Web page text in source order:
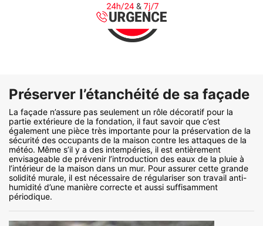
Préserver l’étanchéité de sa façade
La façade n’assure pas seulement un rôle décoratif pour la
partie extérieure de la fondation, il faut savoir que c’est
également une pièce très importante pour la préservation de la
sécurité des occupants de la maison contre les attaques de la
météo. Même s’il y a des intempéries, il est entièrement
envisageable de prévenir l’introduction des eaux de la pluie à
l’intérieur de la maison dans un mur. Pour assurer cette grande
solidité murale, il est nécessaire de régulariser son travail anti-
humidité d’une manière correcte et aussi suffisamment
périodique.